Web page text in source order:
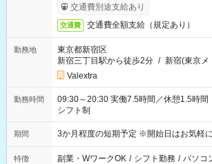
交通費別途支給あり
交通費 交通費全額支給（規定あり）
勤務地
東京都新宿区
新宿三丁目駅から徒歩2分 / 新宿(東京メ
Valextra
勤務時間
09:30～20:30 実働7.5時間／休憩1.5時間 営業時間に合わせた
シフト制
期間 3か月程度の短期予定 ※開始日はお気軽
特徴 副業・WワークOK / シフト勤務 / パソコ